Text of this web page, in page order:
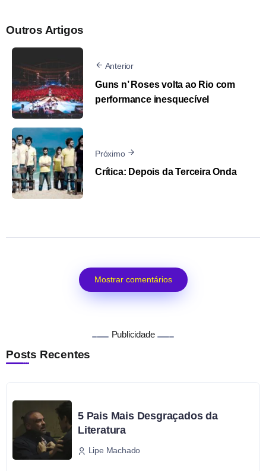
Outros Artigos
Anterior
Guns n’ Roses volta ao Rio com
performance inesquecível
Próximo
Crítica: Depois da Terceira Onda
Mostrar comentários
Publicidade
Posts Recentes
5 Pais Mais Desgraçados da
Literatura
Lipe Machado